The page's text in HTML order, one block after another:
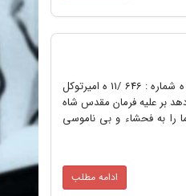
تاریخ سند: 17 آذر 1345 موضوع : امیرتوکل کامبوزیا عطف : 460/11 ه ـ 22/6/45 متن سند: به : 313 از : 11 ه شماره : 646 /11 ه امیرتوکل
تشخیص دهد بر علیه فرمان مقدس شاه
را به فحشاء و بی ناموسی
ادامه مطلب